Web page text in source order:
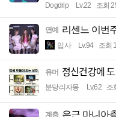
Dogdrip Lv.22 조회
연예 리센느 이번
입사 Lv.94 조회
유머 정신건강에
분당리자몽 Lv.62 조
계층 은근 마니아